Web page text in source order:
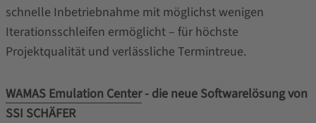
schnelle Inbetriebnahme mit möglichst wenigen
Iterationsschleifen ermöglicht – für höchste
Projektqualität und verlässliche Termintreue.
WAMAS Emulation Center- die neue Softwarelösung von
SSI SCHÄFER